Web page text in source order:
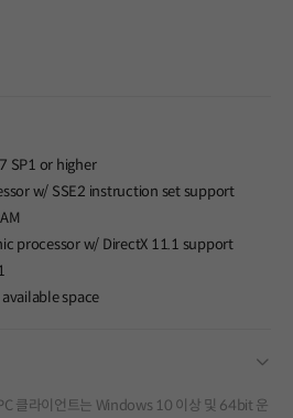
SP1 or higher
w/ SSE2 instruction set support
processor w/ DirectX 11.1 support
space
클라이언트는 Windows 10 이상 및 64bit 운